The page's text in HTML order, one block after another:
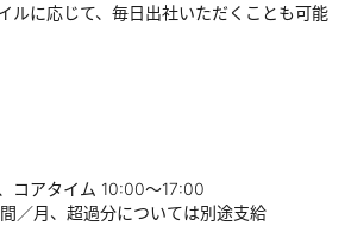
ルに応じて、毎日出社いただくことも可能
コアタイム 10:00〜17:00
／月、超過分については別途支給